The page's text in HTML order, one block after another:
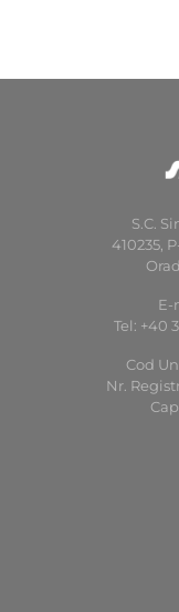
S.C.
410235,
E-
Tel: +40
Cod
Nr.